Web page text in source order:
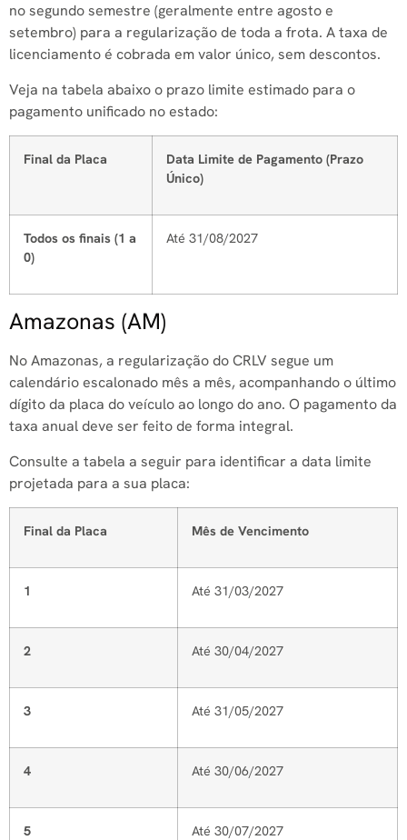
no segundo semestre (geralmente entre agosto e
setembro) para a regularização de toda a frota. A taxa de
licenciamento é cobrada em valor único, sem descontos.
Veja na tabela abaixo o prazo limite estimado para o
pagamento unificado no estado:
Final da Placa
Data Limite de Pagamento (Prazo
Único)
Todos os finais (1 a
0)
Até 31/08/2027
Amazonas (AM)
No Amazonas, a regularização do CRLV segue um
calendário escalonado mês a mês, acompanhando o último
dígito da placa do veículo ao longo do ano. O pagamento da
taxa anual deve ser feito de forma integral.
Consulte a tabela a seguir para identificar a data limite
projetada para a sua placa:
Final da Placa Mês de Vencimento
1 Até 31/03/2027
2 Até 30/04/2027
3 Até 31/05/2027
4 Até 30/06/2027
5 Até 30/07/2027